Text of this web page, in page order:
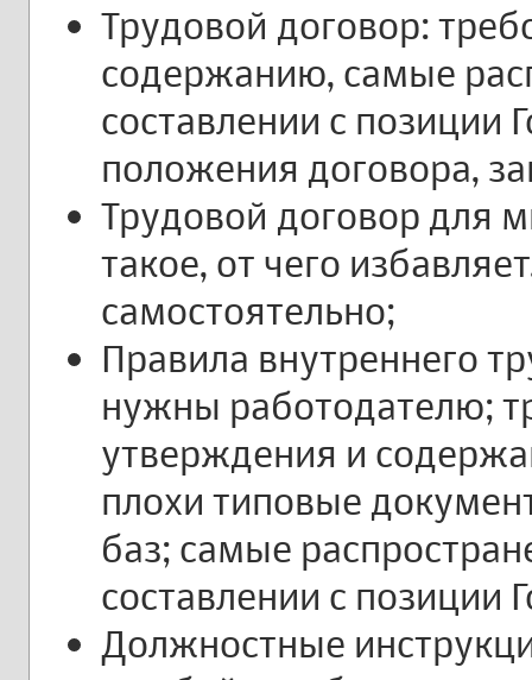
Трудовой договор:
содержанию, самые
составлении с позиции
положения договора,
Трудовой договор для
такое, от чего
самостоятельно;
Правила внутреннего
нужны работодателю;
утверждения и
плохи типовые
баз; самые
составлении с позиции
Должностные